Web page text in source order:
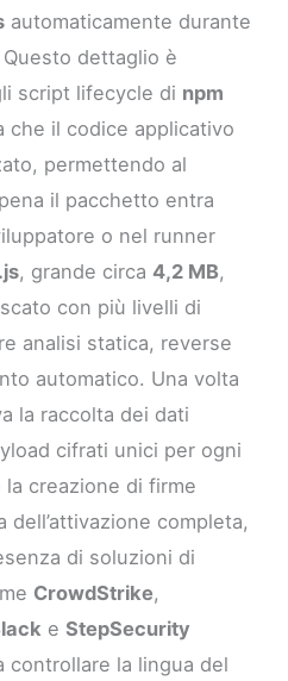
automaticamente durante
dettaglio è
script lifecycle di npm
che il codice applicativo
permettendo al
il pacchetto entra
o nel runner
, grande circa4,2 MB,
con più livelli di
analisi statica, reverse
automatico. Una volta
la raccolta dei dati
cifrati unici per ogni
creazione di firme
dell’attivazione completa,
di soluzioni di
CrowdStrike,
eStepSecurity
controllare la lingua del